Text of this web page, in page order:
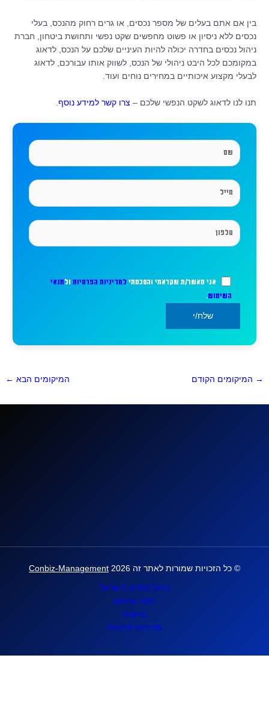
בין אם אתם בעלים של מספר נכסים, או גרים רחוק מהנכס, בעלי
נכסים ללא ניסיון או פשוט מחפשים שקט נפשי ותחושת ביטחון, חברת
ניהול נכסים בחדרה יכולה להיות העיניים שלכם על הנכס, לדאוג
במקומכם לכל היבט ניהולי של הנכס, לשווק אותו עבורכם, לדאוג
לבעלי מקצוע איכותיים במחירים נוחים ועוד.
תנו לנו לדאוג לשקט הנפשי שלכם – צרו קשר למידע נוסף.
אני מאשר/ת שקראתי והסכמתי למדיניות הפרטיות ולתנאי
השימוש.
→ המיקומים הקודם המיקומים הבא ←
© כל הזכויות שמורות לאתר זה Conbiz-Management 2026
ניהול נכסים בישראל
תנאי שימוש
נגישות
מדיניות פרטיות